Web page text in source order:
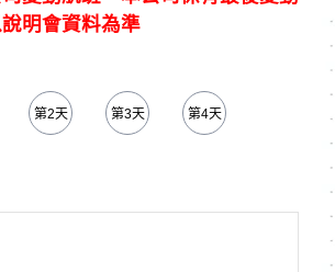
明會資料為準
第2天 第3天 第4天